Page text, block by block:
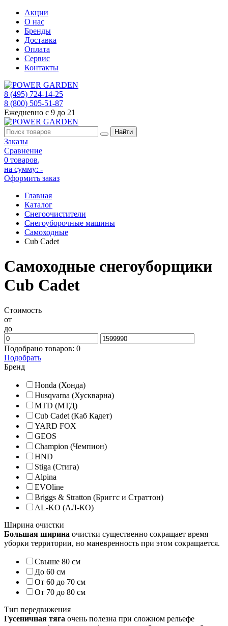
Акции
О нас
Бренды
Доставка
Оплата
Сервис
Контакты
8 (495) 724-14-25
8 (800) 505-51-87
Ежедневно с 9 до 21
Заказы
Сравнение
0 товаров,
на сумму: -
Оформить заказ
Главная
Каталог
Снегоочистители
Снегоуборочные машины
Самоходные
Cub Cadet
Самоходные снегоуборщики
Cub Cadet
Стоимость
от
до
Подобрано товаров: 0
Подобрать
Бренд
Honda (Хонда)
Husqvarna (Хускварна)
MTD (МТД)
Cub Cadet (Кaб Кадет)
YARD FOX
GEOS
Champion (Чемпион)
HND
Stiga (Стига)
Alpina
EVOline
Briggs & Stratton (Бриггс и Страттон)
AL-KO (АЛ-КО)
Ширина очистки
Большая ширина очистки существенно сокращает время
уборки территории, но маневренность при этом сокращается.
Свыше 80 см
До 60 см
От 60 до 70 см
От 70 до 80 см
Тип передвижения
Гусеничная тяга очень полезна при сложном рельефе